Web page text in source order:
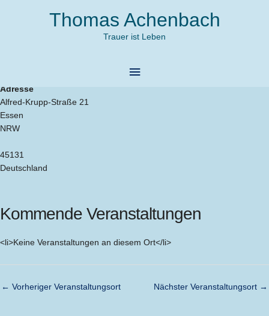
Thomas Achenbach
Trauer ist Leben
Hauptmenü
Alfred-Krupp-Krankenhaus, Essen-
Adresse
Alfred-Krupp-Straße 21
Essen
NRW
45131
Deutschland
Kommende Veranstaltungen
<li>Keine Veranstaltungen an diesem Ort</li>
← Vorheriger Veranstaltungsort Nächster Veranstaltungsort →